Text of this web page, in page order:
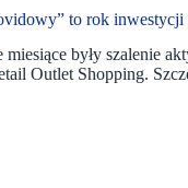
to rok
miesiące były szalenie
Outlet Shopping.